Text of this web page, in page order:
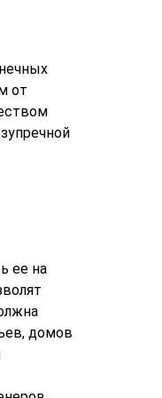
от
ее на
домов